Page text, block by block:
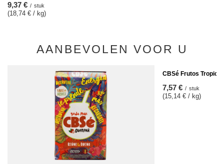
9,37 € / stuk
(18,74 € / kg)
AANBEVOLEN VOOR U
CBSé Frutos
7,57 € / stuk
(15,14 € / kg)